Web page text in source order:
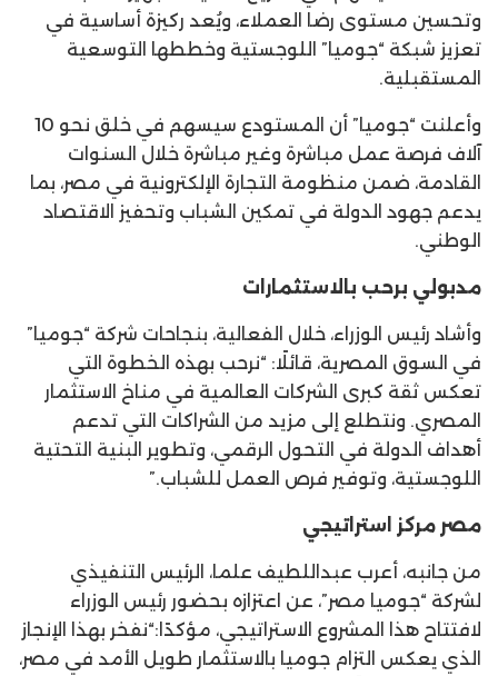
وتحسين مستوى رضا العملاء، ويُعد ركيزة أساسية في
تعزيز شبكة “جوميا” اللوجستية وخططها التوسعية
المستقبلية.
وأعلنت “جوميا” أن المستودع سيسهم في خلق نحو 10
آلاف فرصة عمل مباشرة وغير مباشرة خلال السنوات
القادمة، ضمن منظومة التجارة الإلكترونية في مصر، بما
يدعم جهود الدولة في تمكين الشباب وتحفيز الاقتصاد
الوطني.
مدبولي برحب بالاستثمارات
وأشاد رئيس الوزراء، خلال الفعالية، بنجاحات شركة “جوميا”
في السوق المصرية، قائلًا: “نرحب بهذه الخطوة التي
تعكس ثقة كبرى الشركات العالمية في مناخ الاستثمار
المصري. ونتطلع إلى مزيد من الشراكات التي تدعم
أهداف الدولة في التحول الرقمي، وتطوير البنية التحتية
اللوجستية، وتوفير فرص العمل للشباب.”
مصر مركز استراتيجي
من جانبه، أعرب عبداللطيف علما، الرئيس التنفيذي
لشركة “جوميا مصر”، عن اعتزازه بحضور رئيس الوزراء
لافتتاح هذا المشروع الاستراتيجي، مؤكدًا:“نفخر بهذا الإنجاز
الذي يعكس التزام جوميا بالاستثمار طويل الأمد في مصر،